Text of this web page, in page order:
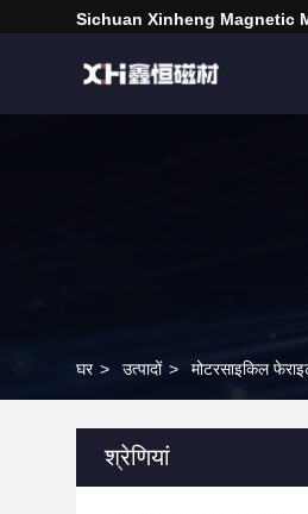
Sichuan Xinheng Magnetic
घर > उत्पादों > मोटरसाइकिल
श्रेणियां